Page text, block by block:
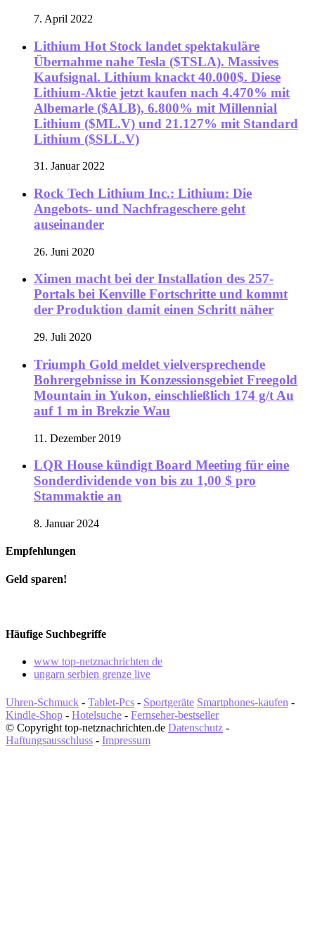
7. April 2022
Lithium Hot Stock landet spektakuläre
Übernahme nahe Tesla ($TSLA). Massives
Kaufsignal. Lithium knackt 40.000$. Diese
Lithium-Aktie jetzt kaufen nach 4.470% mit
Albemarle ($ALB), 6.800% mit Millennial
Lithium ($ML.V) und 21.127% mit Standard
Lithium ($SLL.V)
31. Januar 2022
Rock Tech Lithium Inc.: Lithium: Die
Angebots- und Nachfrageschere geht
auseinander
26. Juni 2020
Ximen macht bei der Installation des 257-
Portals bei Kenville Fortschritte und kommt
der Produktion damit einen Schritt näher
29. Juli 2020
Triumph Gold meldet vielversprechende
Bohrergebnisse in Konzessionsgebiet Freegold
Mountain in Yukon, einschließlich 174 g/t Au
auf 1 m in Brekzie Wau
11. Dezember 2019
LQR House kündigt Board Meeting für eine
Sonderdividende von bis zu 1,00 $ pro
Stammaktie an
8. Januar 2024
Empfehlungen
Geld sparen!
Häufige Suchbegriffe
www top-netznachrichten de
ungarn serbien grenze live
Uhren-Schmuck - Tablet-Pcs - Sportgeräte Smartphones-kaufen -
Kindle-Shop - Hotelsuche - Fernseher-bestseller
© Copyright top-netznachrichten.de Datenschutz -
Haftungsausschluss - Impressum